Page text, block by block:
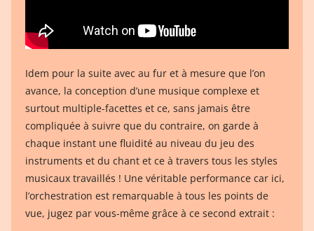
Idem pour la suite avec au fur et à mesure que l’on
avance, la conception d’une musique complexe et
surtout multiple-facettes et ce, sans jamais être
compliquée à suivre que du contraire, on garde à
chaque instant une fluidité au niveau du jeu des
instruments et du chant et ce à travers tous les styles
musicaux travaillés ! Une véritable performance car ici,
l’orchestration est remarquable à tous les points de
vue, jugez par vous-même grâce à ce second extrait :